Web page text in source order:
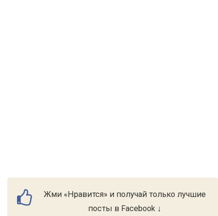
Жми «Нравится» и получай только лучшие
посты в Facebook ↓